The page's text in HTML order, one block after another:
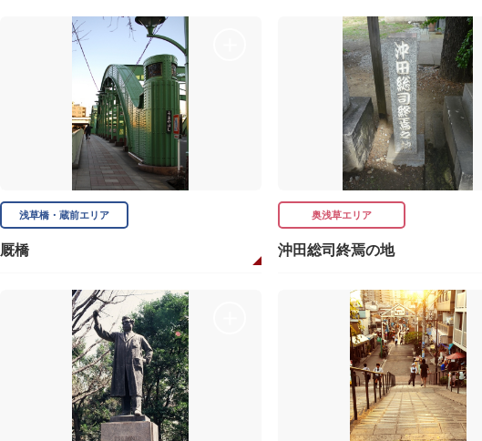
浅草橋・蔵前エリア
厩橋
奥浅草エリア
沖田総司終焉の地